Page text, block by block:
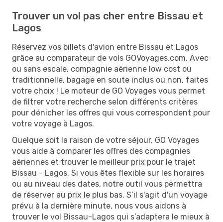
Trouver un vol pas cher entre Bissau et
Lagos
Réservez vos billets d'avion entre Bissau et Lagos
grâce au comparateur de vols GOVoyages.com. Avec
ou sans escale, compagnie aérienne low cost ou
traditionnelle, bagage en soute inclus ou non, faites
votre choix ! Le moteur de GO Voyages vous permet
de filtrer votre recherche selon différents critères
pour dénicher les offres qui vous correspondent pour
votre voyage à Lagos.
Quelque soit la raison de votre séjour, GO Voyages
vous aide à comparer les offres des compagnies
aériennes et trouver le meilleur prix pour le trajet
Bissau - Lagos. Si vous êtes flexible sur les horaires
ou au niveau des dates, notre outil vous permettra
de réserver au prix le plus bas. S’il s'agit d'un voyage
prévu à la dernière minute, nous vous aidons à
trouver le vol Bissau-Lagos qui s’adaptera le mieux à